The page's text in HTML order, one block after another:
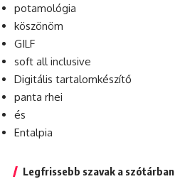
potamológia
köszönöm
GILF
soft all inclusive
Digitális tartalomkészítő
panta rhei
és
Entalpia
Legfrissebb szavak a szótárban